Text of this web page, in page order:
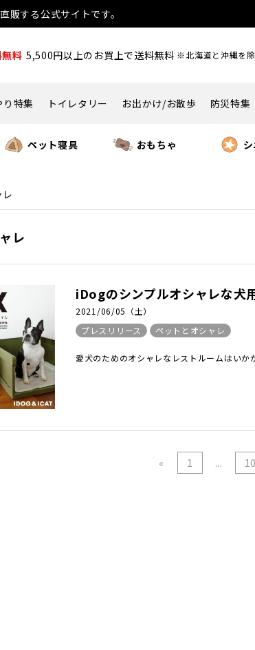
販する公式サイトです。
料 5,500円以上のお買上で送料無料 ※北海道と沖縄を除
り特集 トイレタリー お出かけ/お散歩 防災特集
ペット寝具 おもちゃ
レ
iDogのシンプルオシャレな犬
2021/06/05（土）
プレスリリース
ペットとオシャレ
愛犬のためのオシャレなレストルームはい
« 1 ... 10